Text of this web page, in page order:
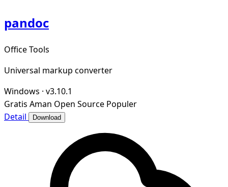
pandoc
Office Tools
Universal markup converter
Windows · v3.10.1
Gratis Aman Open Source Populer
Detail
Download